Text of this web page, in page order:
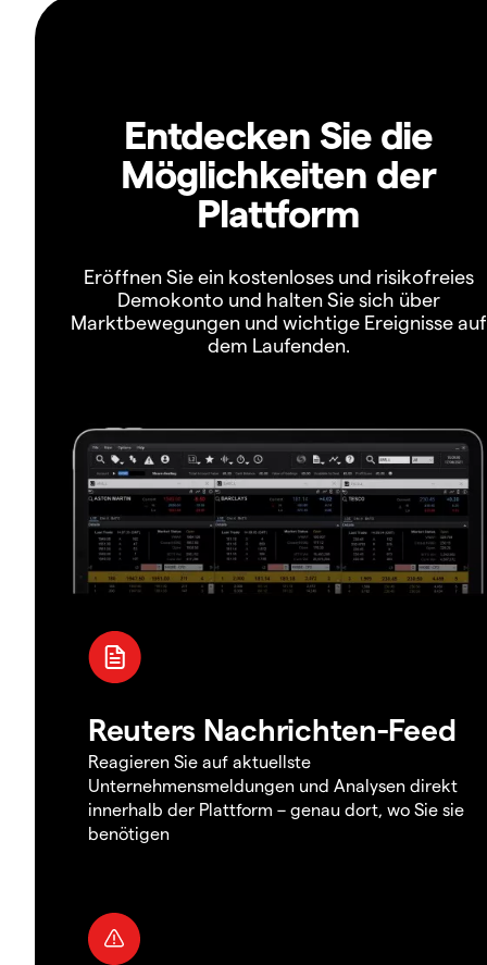
Entdecken Sie die
Möglichkeiten der
Plattform
Eröffnen Sie ein kostenloses und risikofreies
Demokonto und halten Sie sich über
Marktbewegungen und wichtige Ereignisse auf
dem Laufenden.
Reuters Nachrichten-Feed
Reagieren Sie auf aktuellste
Unternehmensmeldungen und Analysen direkt
innerhalb der Plattform – genau dort, wo Sie sie
benötigen